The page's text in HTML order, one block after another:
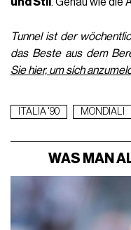
Tunnel ist der
das Beste aus dem
Sie hier, um sich
ITALIA '90 MONDIALI
WAS MAN